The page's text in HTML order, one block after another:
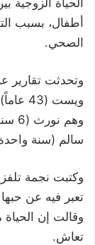
أطفال، بسبب
الصحي.
ويست
سالم (سنة
وكتبت نجمة
تعبر فيه عن
وقالت إن
تعاش.